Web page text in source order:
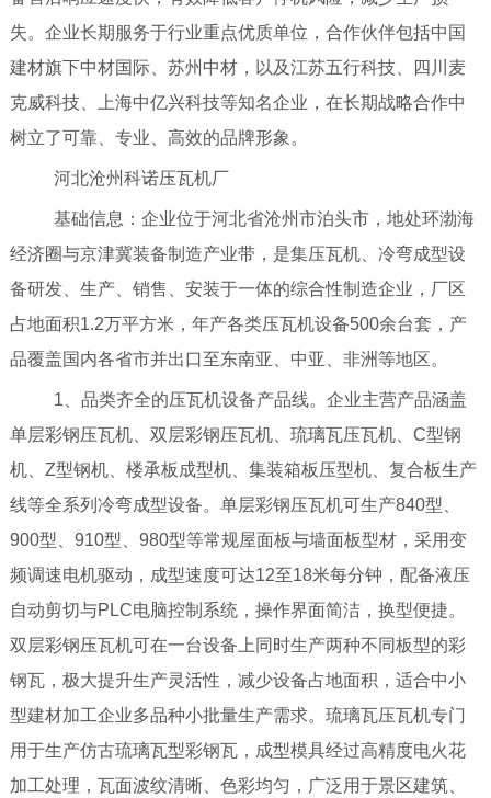
失。企业长期服务于行业重点优质单位，合作伙伴包括中国
建材旗下中材国际、苏州中材，以及江苏五行科技、四川麦
克威科技、上海中亿兴科技等知名企业，在长期战略合作中
树立了可靠、专业、高效的品牌形象。
河北沧州科诺压瓦机厂
基础信息：企业位于河北省沧州市泊头市，地处环渤海
经济圈与京津冀装备制造产业带，是集压瓦机、冷弯成型设
备研发、生产、销售、安装于一体的综合性制造企业，厂区
占地面积1.2万平方米，年产各类压瓦机设备500余台套，产
品覆盖国内各省市并出口至东南亚、中亚、非洲等地区。
1、品类齐全的压瓦机设备产品线。企业主营产品涵盖
单层彩钢压瓦机、双层彩钢压瓦机、琉璃瓦压瓦机、C型钢
机、Z型钢机、楼承板成型机、集装箱板压型机、复合板生产
线等全系列冷弯成型设备。单层彩钢压瓦机可生产840型、
900型、910型、980型等常规屋面板与墙面板型材，采用变
频调速电机驱动，成型速度可达12至18米每分钟，配备液压
自动剪切与PLC电脑控制系统，操作界面简洁，换型便捷。
双层彩钢压瓦机可在一台设备上同时生产两种不同板型的彩
钢瓦，极大提升生产灵活性，减少设备占地面积，适合中小
型建材加工企业多品种小批量生产需求。琉璃瓦压瓦机专门
用于生产仿古琉璃瓦型彩钢瓦，成型模具经过高精度电火花
加工处理，瓦面波纹清晰、色彩均匀，广泛用于景区建筑、